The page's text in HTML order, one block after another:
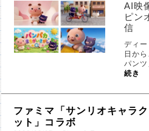
AI映
ピン
信
ディ
日か
パン
続き
ファミマ「サンリオキャラ
ット」コラボ